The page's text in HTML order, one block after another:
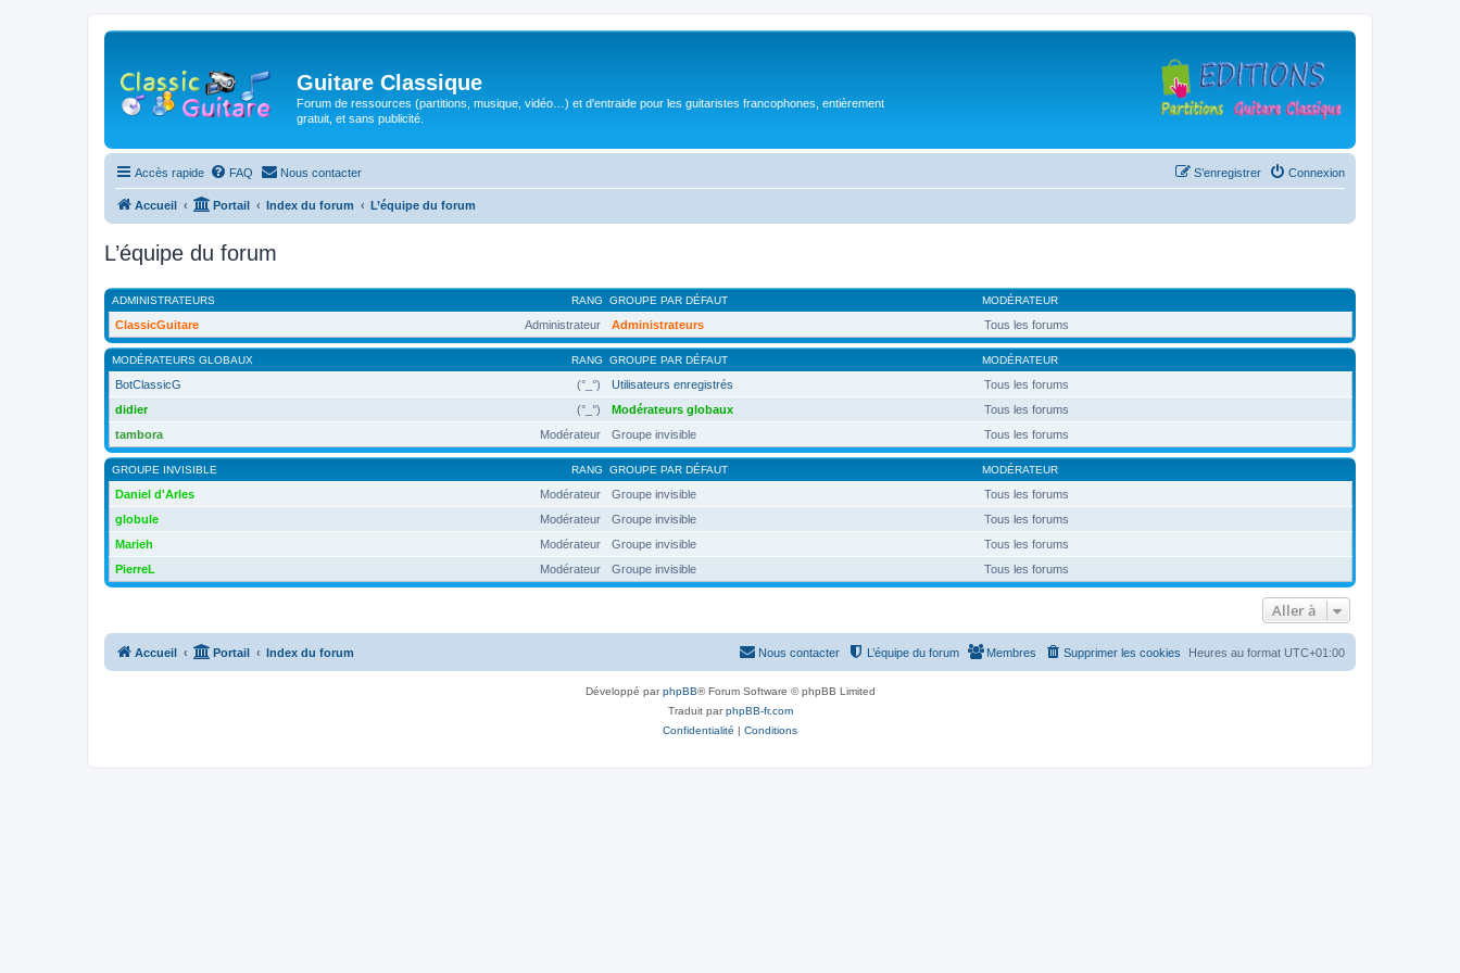
Guitare Classique
Forum de ressources (partitions, musique, vidéo…) et d'entraide pour les guitaristes francophones, entièrement
gratuit, et sans publicité.
Accès rapide FAQ Nous contacter Connexion
S’enregistrer
Accueil Portail Index du forum L’équipe du forum
L’équipe du forum
RANG
ADMINISTRATEURS GROUPE PAR DÉFAUT MODÉRATEUR
Administrateur
ClassicGuitare Administrateurs Tous les forums
RANG
MODÉRATEURS GLOBAUX GROUPE PAR DÉFAUT MODÉRATEUR
(°_°)
BotClassicG Utilisateurs enregistrés
Tous les forums
(°_°)
didier Modérateurs globaux
Tous les forums
Modérateur
tambora Groupe invisible Tous les forums
RANG
GROUPE INVISIBLE GROUPE PAR DÉFAUT MODÉRATEUR
Modérateur
Daniel d'Arles Groupe invisible
Tous les forums
Modérateur
globule Groupe invisible
Tous les forums
Modérateur
Marieh Groupe invisible
Tous les forums
Modérateur
PierreL Groupe invisible Tous les forums
Aller à
Accueil Portail Index du forum Heures au format UTC+01:00
Supprimer les cookies
Membres
L’équipe du forum
Nous contacter
Développé parphpBB® Forum Software © phpBB Limited
Traduit parphpBB-fr.com
Confidentialité | Conditions